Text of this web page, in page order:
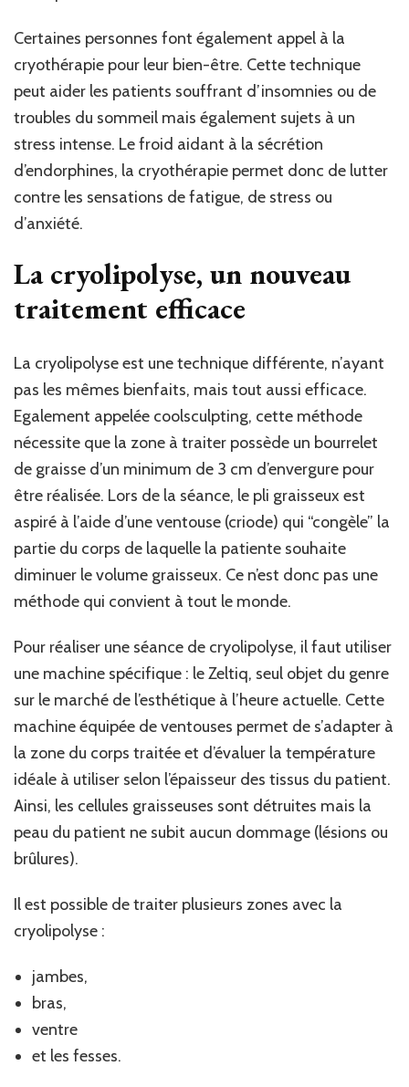
Certaines personnes font également appel à la
cryothérapie pour leur bien-être. Cette technique
peut aider les patients souffrant d’insomnies ou de
troubles du sommeil mais également sujets à un
stress intense. Le froid aidant à la sécrétion
d’endorphines, la cryothérapie permet donc de lutter
contre les sensations de fatigue, de stress ou
d’anxiété.
La cryolipolyse, un nouveau
traitement efficace
La cryolipolyse est une technique différente, n’ayant
pas les mêmes bienfaits, mais tout aussi efficace.
Egalement appelée coolsculpting, cette méthode
nécessite que la zone à traiter possède un bourrelet
de graisse d’un minimum de 3 cm d’envergure pour
être réalisée. Lors de la séance, le pli graisseux est
aspiré à l’aide d’une ventouse (criode) qui “congèle” la
partie du corps de laquelle la patiente souhaite
diminuer le volume graisseux. Ce n’est donc pas une
méthode qui convient à tout le monde.
Pour réaliser une séance de cryolipolyse, il faut utiliser
une machine spécifique : le Zeltiq, seul objet du genre
sur le marché de l’esthétique à l’heure actuelle. Cette
machine équipée de ventouses permet de s’adapter à
la zone du corps traitée et d’évaluer la température
idéale à utiliser selon l’épaisseur des tissus du patient.
Ainsi, les cellules graisseuses sont détruites mais la
peau du patient ne subit aucun dommage (lésions ou
brûlures).
Il est possible de traiter plusieurs zones avec la
cryolipolyse :
jambes,
bras,
ventre
et les fesses.